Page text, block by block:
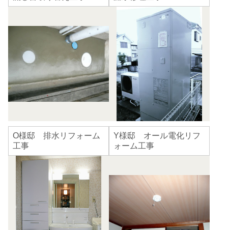
O様邸 排水リフォーム
工事
Y様邸 オール電化リフ
ォーム工事